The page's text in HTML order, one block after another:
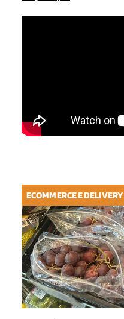
ECOMMERCE E DELIVERY